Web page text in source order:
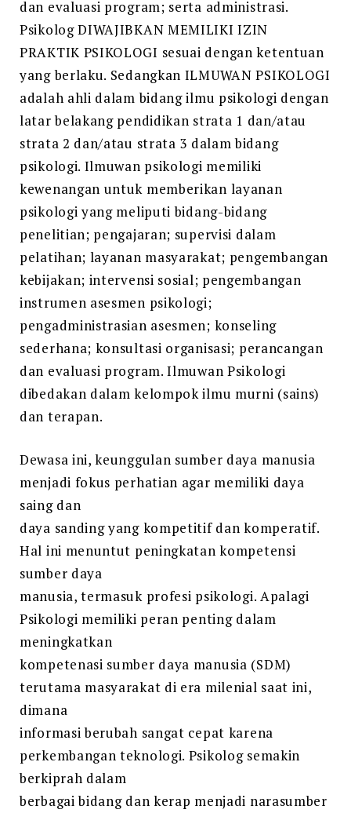
dan evaluasi program; serta administrasi.
Psikolog DIWAJIBKAN MEMILIKI IZIN
PRAKTIK PSIKOLOGI sesuai dengan ketentuan
yang berlaku. Sedangkan ILMUWAN PSIKOLOGI
adalah ahli dalam bidang ilmu psikologi dengan
latar belakang pendidikan strata 1 dan/atau
strata 2 dan/atau strata 3 dalam bidang
psikologi. Ilmuwan psikologi memiliki
kewenangan untuk memberikan layanan
psikologi yang meliputi bidang-bidang
penelitian; pengajaran; supervisi dalam
pelatihan; layanan masyarakat; pengembangan
kebijakan; intervensi sosial; pengembangan
instrumen asesmen psikologi;
pengadministrasian asesmen; konseling
sederhana; konsultasi organisasi; perancangan
dan evaluasi program. Ilmuwan Psikologi
dibedakan dalam kelompok ilmu murni (sains)
dan terapan.
Dewasa ini, keunggulan sumber daya manusia
menjadi fokus perhatian agar memiliki daya
saing dan
daya sanding yang kompetitif dan komperatif.
Hal ini menuntut peningkatan kompetensi
sumber daya
manusia, termasuk profesi psikologi. Apalagi
Psikologi memiliki peran penting dalam
meningkatkan
kompetenasi sumber daya manusia (SDM)
terutama masyarakat di era milenial saat ini,
dimana
informasi berubah sangat cepat karena
perkembangan teknologi. Psikolog semakin
berkiprah dalam
berbagai bidang dan kerap menjadi narasumber